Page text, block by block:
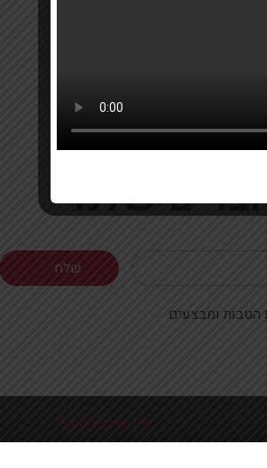
על מבצעים והטבות?
שלנו
ומבצעים
צרו איתנו קשר